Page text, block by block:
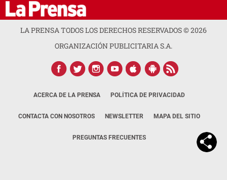
LA PRENSA TODOS LOS DERECHOS RESERVADOS ©2026
ORGANIZACIÓN PUBLICITARIA S.A.
ACERCA DE LA PRENSA POLÍTICA DE PRIVACIDAD
CONTACTA CON NOSOTROS NEWSLETTER MAPA DEL SITIO
PREGUNTAS FRECUENTES